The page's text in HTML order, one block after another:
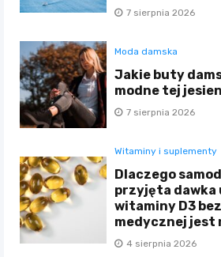
7 sierpnia 2026
Moda damska
Jakie buty
modne tej
7 sierpnia 2026
Witaminy i suplementy
Dlaczego
przyjęta dawka
witaminy D3
medycznej jest
4 sierpnia 2026